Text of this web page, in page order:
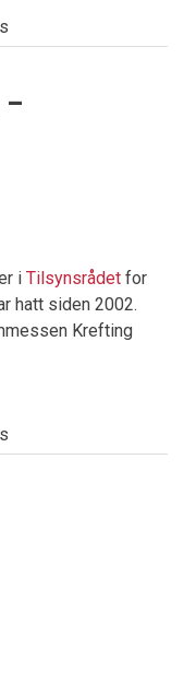
–
i Tilsynsrådet for
hatt siden 2002.
Krefting